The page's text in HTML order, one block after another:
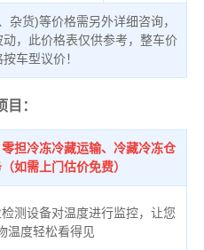
杂货)等价格需另外详细咨询，
，此价格表仅供参考，整车价
按车型议价！
：
担冷冻冷藏运输、冷藏冷冻仓
如需上门估价免费）
测设备对温度进行监控，让您
温度轻松看得见